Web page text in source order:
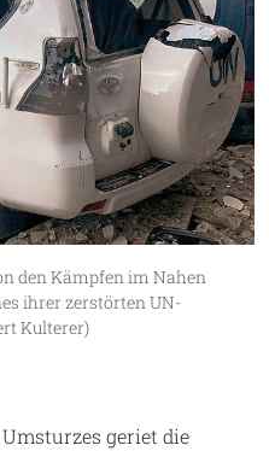
den Kämpfen im Nahen
ihrer zerstörten UN-
Kulterer)
geriet die